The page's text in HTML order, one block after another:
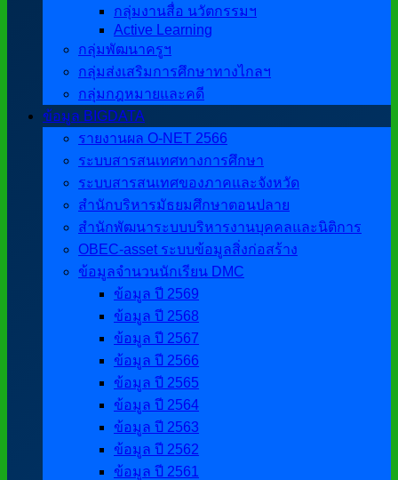
กลุ่มงานสื่อ นวัตกรรมฯ
Active Learning
กลุ่มพัฒนาครูฯ
กลุ่มส่งเสริมการศึกษาทางไกลฯ
กลุ่มกฎหมายและคดี
ข้อมูล BIGDATA
รายงานผล O-NET 2566
ระบบสารสนเทศทางการศึกษา
ระบบสารสนเทศของภาคและจังหวัด
สำนักบริหารมัธยมศึกษาตอนปลาย
สำนักพัฒนาระบบบริหารงานบุคคลและนิติการ
OBEC-asset ระบบข้อมูลสิ่งก่อสร้าง
ข้อมูลจำนวนนักเรียน DMC
ข้อมูล ปี 2569
ข้อมูล ปี 2568
ข้อมูล ปี 2567
ข้อมูล ปี 2566
ข้อมูล ปี 2565
ข้อมูล ปี 2564
ข้อมูล ปี 2563
ข้อมูล ปี 2562
ข้อมูล ปี 2561